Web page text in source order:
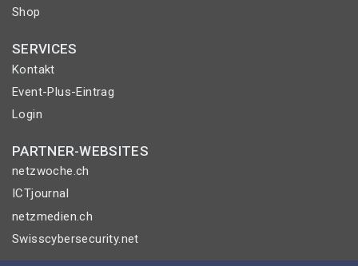
Shop
SERVICES
Kontakt
Event-Plus-Eintrag
Login
PARTNER-WEBSITES
netzwoche.ch
ICTjournal
netzmedien.ch
Swisscybersecurity.net